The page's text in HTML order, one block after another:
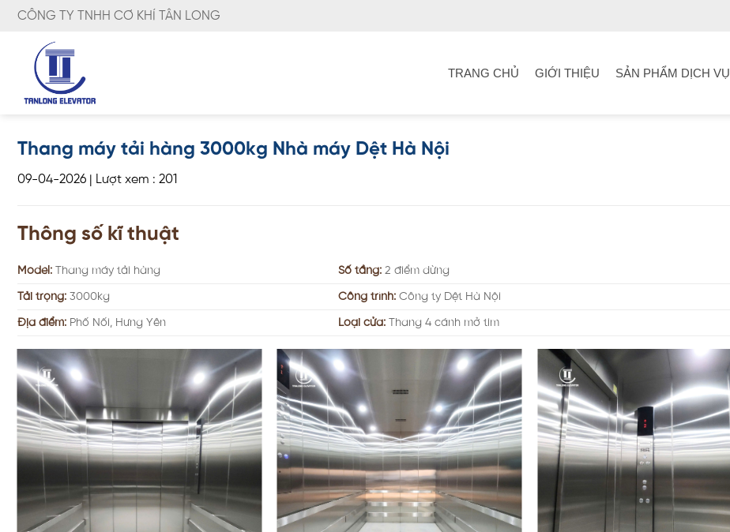
Skip
content
CÔNG TY TNHH CƠ KHÍ TÂN LONG
TRANG CHỦ GIỚI THIỆU SẢN PHẨM DỊCH VỤ
Thang máy tải hàng 3000kg Nhà máy Dệt Hà Nội
09-04-2026 | Lượt xem : 201
Thông số kĩ thuật
Model: Thang máy tải hàng Số tầng:2 điểm dừng
Tải trọng: 3000kg Công trình: Công ty Dệt Hà Nội
Địa điểm: Phố Nối, Hưng Yên Loại cửa: Thang 4 cánh mở tim